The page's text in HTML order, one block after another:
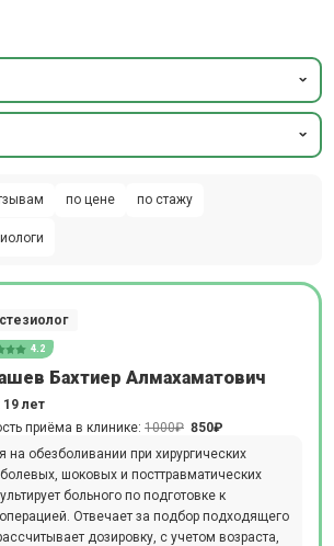
по цене по стажу
4.2
Бахтиер Алмахаматович
лет
приёма в клинике: 1000₽ 850₽
на обезболивании при хирургических
шоковых и посттравматических
больного по подготовке к
Отвечает за подбор подходящего
дозировку, с учетом возраста,